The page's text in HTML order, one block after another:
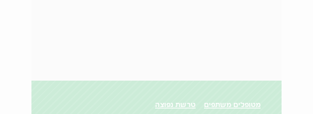
מטופלים משתפים טרשת נפוצה